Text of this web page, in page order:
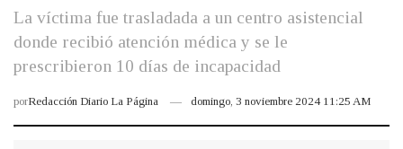
La víctima fue trasladada a un centro asistencial
donde recibió atención médica y se le
prescribieron 10 días de incapacidad
porRedacción Diario La Página domingo, 3 noviembre 2024 11:25 AM